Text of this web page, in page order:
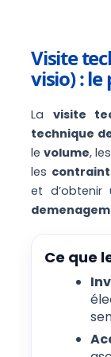
Visite
visio) : le
La visite
technique
levolume, les
les
et d’obtenir
Ce que